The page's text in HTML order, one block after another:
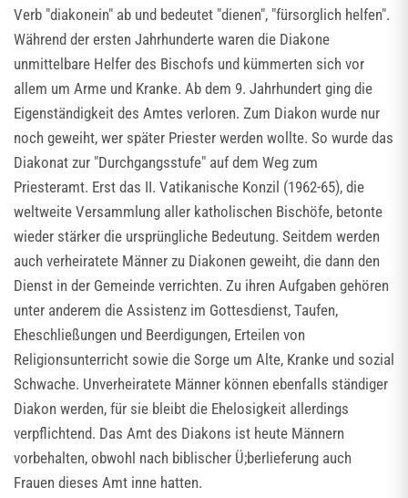
Verb "diakonein" ab und bedeutet "dienen", "fürsorglich helfen".
Während der ersten Jahrhunderte waren die Diakone
unmittelbare Helfer des Bischofs und kümmerten sich vor
allem um Arme und Kranke. Ab dem 9. Jahrhundert ging die
Eigenständigkeit des Amtes verloren. Zum Diakon wurde nur
noch geweiht, wer später Priester werden wollte. So wurde das
Diakonat zur "Durchgangsstufe" auf dem Weg zum
Priesteramt. Erst das II. Vatikanische Konzil (1962-65), die
weltweite Versammlung aller katholischen Bischöfe, betonte
wieder stärker die ursprüngliche Bedeutung. Seitdem werden
auch verheiratete Männer zu Diakonen geweiht, die dann den
Dienst in der Gemeinde verrichten. Zu ihren Aufgaben gehören
unter anderem die Assistenz im Gottesdienst, Taufen,
Eheschließungen und Beerdigungen, Erteilen von
Religionsunterricht sowie die Sorge um Alte, Kranke und sozial
Schwache. Unverheiratete Männer können ebenfalls ständiger
Diakon werden, für sie bleibt die Ehelosigkeit allerdings
verpflichtend. Das Amt des Diakons ist heute Männern
vorbehalten, obwohl nach biblischer Ü;berlieferung auch
Frauen dieses Amt inne hatten.